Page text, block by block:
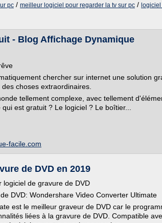
pc / meilleur logiciel pour regarder la tv sur pc /
- Blog Affichage Dynamique
chercher sur internet une solution
choses extraordinaires.
tellement complexe, avec tellement
est gratuit ? Le logiciel ? Le boîtier...
facile.com
de DVD en 2019
logiciel de gravure de DVD
DVD: Wondershare Video Converter Ultimate
est le meilleur graveur de DVD car le
liées à la gravure de DVD. Compatible